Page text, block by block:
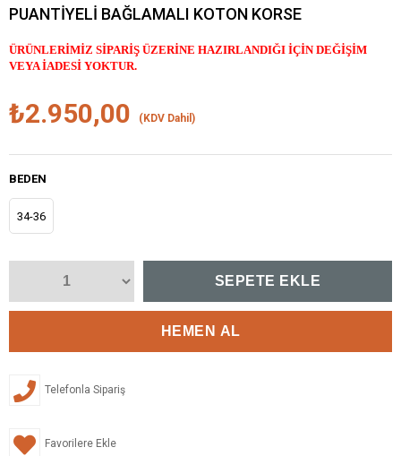
PUANTİYELİ BAĞLAMALI KOTON KORSE
ÜRÜNLERİMİZ SİPARİŞ ÜZERİNE HAZIRLANDIĞI İÇİN DEĞİŞİM
VEYA İADESİ YOKTUR.
₺2.950,00 (KDV Dahil)
BEDEN
34-36
Telefonla Sipariş
Favorilere Ekle